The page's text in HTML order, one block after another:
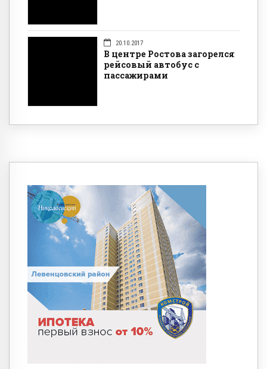
20.10.2017
В центре Ростова загорелся
рейсовый автобус с
пассажирами